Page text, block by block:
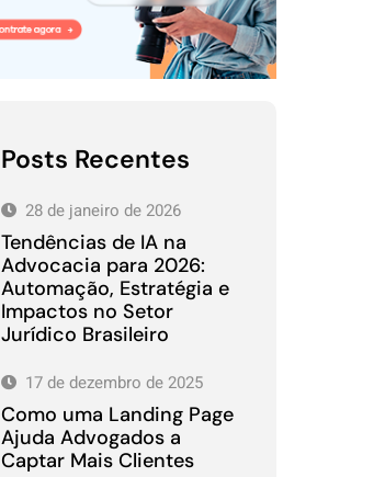
Posts Recentes
28 de janeiro de 2026
Tendências de IA na
Advocacia para 2026:
Automação, Estratégia e
Impactos no Setor
Jurídico Brasileiro
17 de dezembro de 2025
Como uma Landing Page
Ajuda Advogados a
Captar Mais Clientes